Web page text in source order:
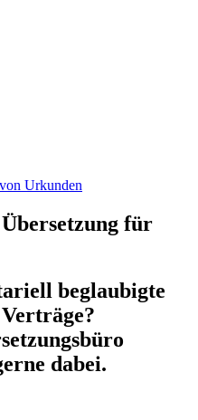
Urkunden
für
beglaubigte
dabei.